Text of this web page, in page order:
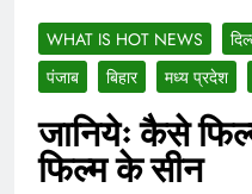
WHAT IS HOT NEWS
पंजाब
बिहार मध्य प्रदेश
जानियेः कैसे
फिल्म के सीन